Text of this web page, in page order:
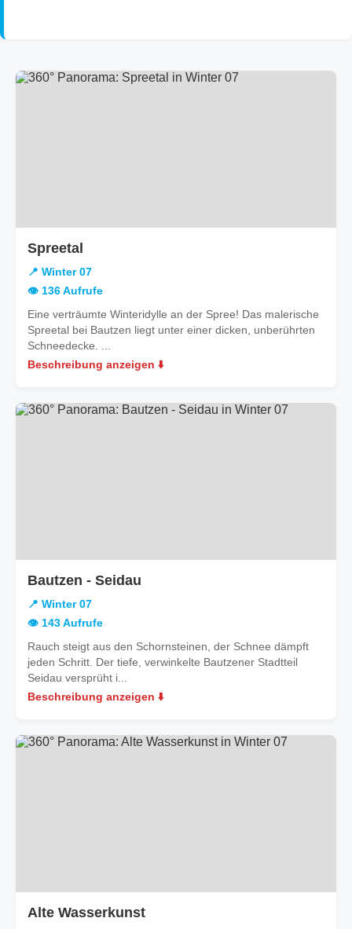
Spreetal
Winter
📍 Winter 07
👁️ 136 Aufrufe
Eine verträumte Winteridylle an der Spree! Das malerische
Spreetal bei Bautzen liegt unter einer dicken, unberührten
Schneedecke. ...
Beschreibung anzeigen ⬇️
Bautzen - Seidau
📍 Winter 07
👁️ 143 Aufrufe
Rauch steigt aus den Schornsteinen, der Schnee dämpft
jeden Schritt. Der tiefe, verwinkelte Bautzener Stadtteil
Seidau versprüht i...
Beschreibung anzeigen ⬇️
Alte Wasserkunstin